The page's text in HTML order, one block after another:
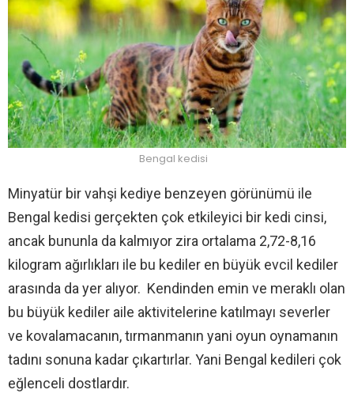
Bengal kedisi
Minyatür bir vahşi kediye benzeyen görünümü ile
Bengal kedisi gerçekten çok etkileyici bir kedi cinsi,
ancak bununla da kalmıyor zira ortalama 2,72-8,16
kilogram ağırlıkları ile bu kediler en büyük evcil kediler
arasında da yer alıyor. Kendinden emin ve meraklı olan
bu büyük kediler aile aktivitelerine katılmayı severler
ve kovalamacanın, tırmanmanın yani oyun oynamanın
tadını sonuna kadar çıkartırlar. Yani Bengal kedileri çok
eğlenceli dostlardır.